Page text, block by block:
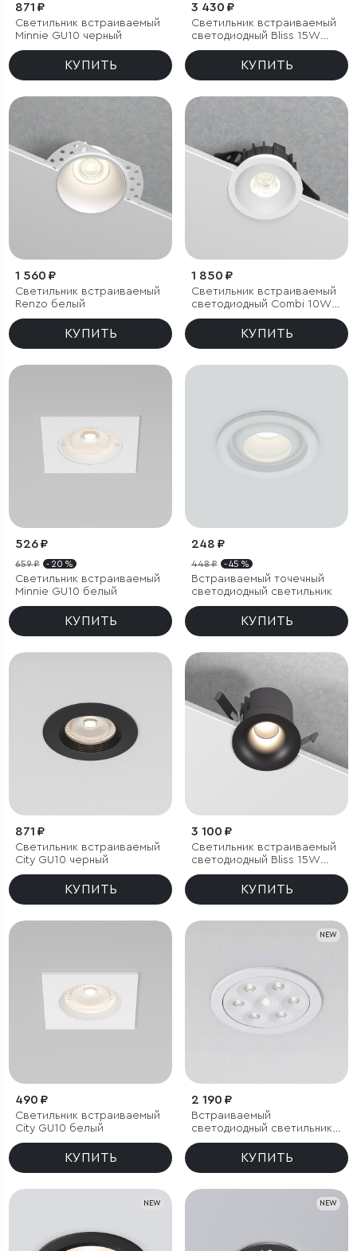
871 ₽
Светильник встраиваемый
Minnie GU10 черный
КУПИТЬ
3 430 ₽
Светильник встраиваемый
светодиодный Bliss 15W
4000K латунь
КУПИТЬ
1 560 ₽
Светильник встраиваемый
Renzo белый
КУПИТЬ
1 850 ₽
Светильник встраиваемый
светодиодный Combi 10W
4000K белый
КУПИТЬ
526 ₽
659 ₽ - 20 %
Светильник встраиваемый
Minnie GU10 белый
КУПИТЬ
248 ₽
448 ₽ - 45 %
Встраиваемый точечный
светодиодный светильник
КУПИТЬ
871 ₽
Светильник встраиваемый
City GU10 черный
КУПИТЬ
3 100 ₽
Светильник встраиваемый
светодиодный Bliss 15W
4000K черный
КУПИТЬ
490 ₽
Светильник встраиваемый
City GU10 белый
КУПИТЬ
NEW
2 190 ₽
Встраиваемый
светодиодный светильник
15278/LED 10W белый
КУПИТЬ
NEW NEW